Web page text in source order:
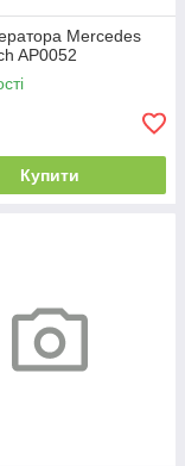
Mercedes
AP0052
Купити